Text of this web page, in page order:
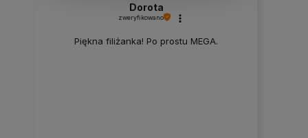
Dorota
zweryfikowano
Piękna filiżanka! Po prostu MEGA.